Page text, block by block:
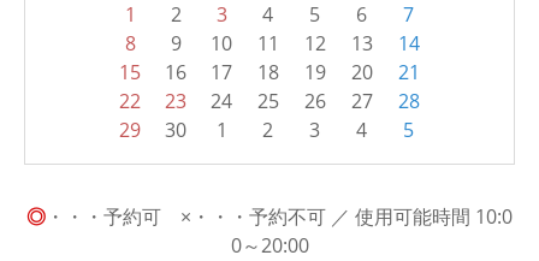
1 2 3 4 5 6
7
8
9 10 11 12 13
14
15
16 17 18 19 20
21
22
23 24 25 26 27
28
29
30 1 2 3 4 5
◎ ・・・予約可 ×・・・予約不可 ／ 使用可能時間 10:0
0～20:00